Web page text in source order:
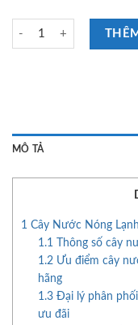
Cây Nước Nóng Lạnh
MÔ TẢ
1 Cây Nước Nóng
1.1
Thông số cây
1.2 Ưu điểm cây
hãng
1.3 Đại lý phân
ưu đãi